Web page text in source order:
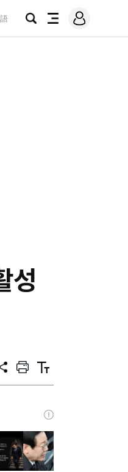
검
전
메
그
성
공
프
트
텍
트